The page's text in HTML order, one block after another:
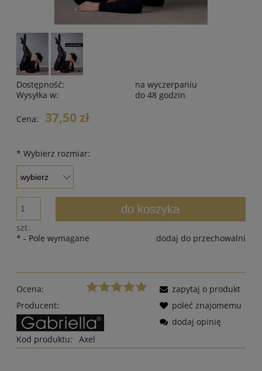
Dostępność:
na wyczerpaniu
Wysyłka w:
do 48 godzin
Cena: 37,50 zł
* Wybierz rozmiar:
szt.
do koszyka
dodaj do przechowalni
* - Pole wymagane
Ocena:
Producent:
Kod produktu: Axel
zapytaj o produkt
poleć znajomemu
dodaj opinię